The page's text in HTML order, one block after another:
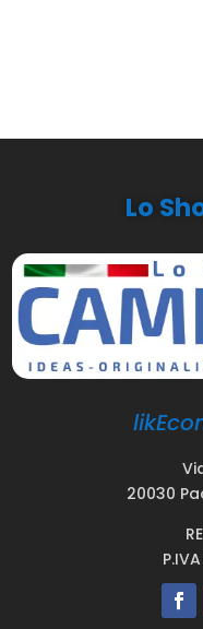
Lo
20030